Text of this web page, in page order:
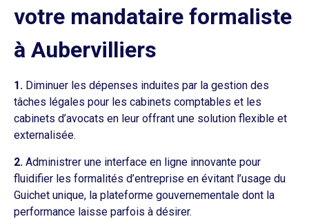
votre mandataire formaliste
à Aubervilliers
1. Diminuer les dépenses induites par la gestion des
tâches légales pour les cabinets comptables et les
cabinets d’avocats en leur offrant une solution flexible et
externalisée.
2. Administrer une interface en ligne innovante pour
fluidifier les formalités d’entreprise en évitant l’usage du
Guichet unique, la plateforme gouvernementale dont la
performance laisse parfois à désirer.